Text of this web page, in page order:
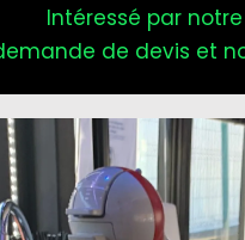
Intéressé par notre
de devis et